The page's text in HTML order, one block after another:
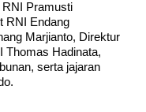
Pramusti
RNI Endang
Marjianto, Direktur
Thomas Hadinata,
serta jajaran